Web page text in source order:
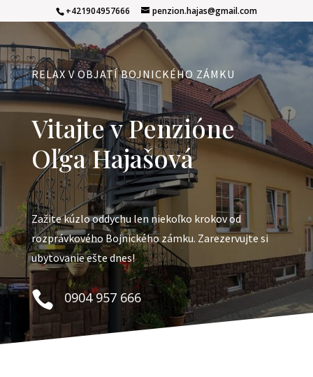
+421904957666 penzion.hajas@gmail.com
RELAX V OBJATÍ BOJNICKÉHO ZÁMKU
Vitajte v Penzióne
Oľga Hajašová
Zažite kúzlo oddychu len niekoľko krokov od
rozprávkového Bojnického zámku. Zarezervujte si
ubytovanie ešte dnes!
 0904 957 666